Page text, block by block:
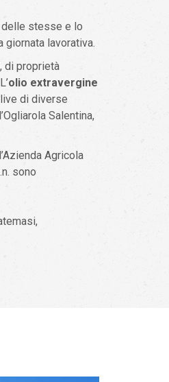
delle stesse e lo
lavorativa.
, di proprietà
olio extravergine
di diverse
Salentina,
Agricola
sono